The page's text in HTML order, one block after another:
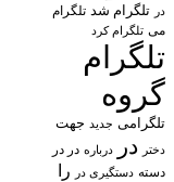
در تلگرام شد تلگرام
می تلگرام کرد
تلگرام
گروه
تلگرامی جدید جهت
دختر در درباره در در
دسته دستگیری در را